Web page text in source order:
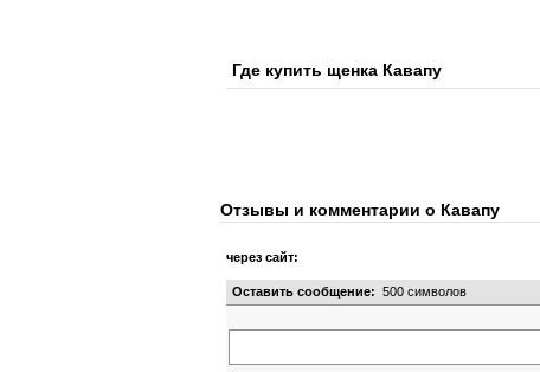
Где купить щенка Кавапу
Отзывы и комментарии о Кавапу
через сайт:
Оставить сообщение: 500 символов